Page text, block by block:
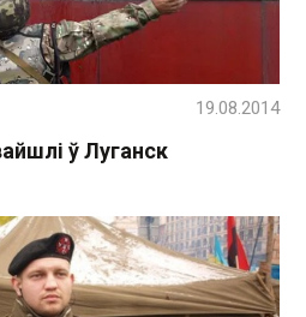
ў Луганск
19.08.2014